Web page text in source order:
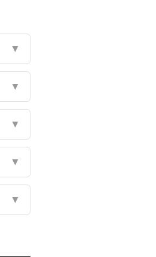
▼
▼
▼
▼
▼